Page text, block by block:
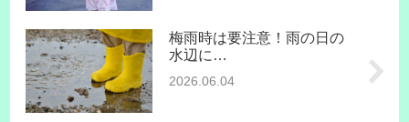
梅雨時は要注意！雨の日の
水辺に…
2026.06.04